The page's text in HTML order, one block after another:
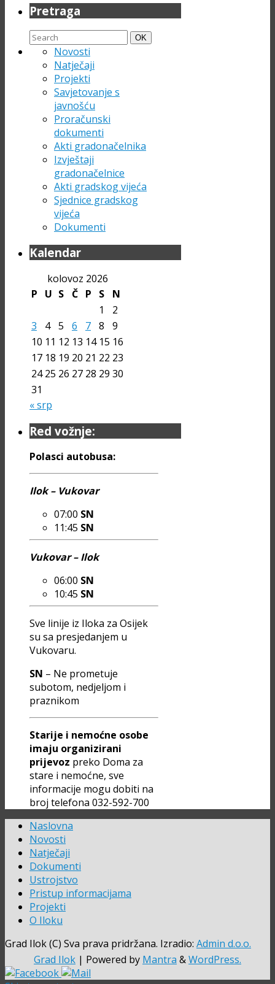
Pretraga
Search
for:
Search
OK
Novosti
Natječaji
Projekti
Savjetovanje s
javnošću
Proračunski
dokumenti
Akti gradonačelnika
Izvještaji
gradonačelnice
Akti gradskog vijeća
Sjednice gradskog
vijeća
Dokumenti
Kalendar
kolovoz 2026
P
U S Č P S
N
1
2
3
4 5 6 7 8
9
10 11 12 13 14 15 16
17 18 19 20 21 22 23
24 25 26 27 28 29 30
31
« srp
Red vožnje:
Polasci autobusa:
Ilok – Vukovar
07:00 SN
11:45 SN
Vukovar – Ilok
06:00 SN
10:45 SN
Sve linije iz Iloka za Osijek
su sa presjedanjem u
Vukovaru.
SN – Ne prometuje
subotom, nedjeljom i
praznikom
Starije i nemoćne osobe
imaju organizirani
prijevoz preko Doma za
stare i nemoćne, sve
informacije mogu dobiti na
broj telefona 032-592-700
Naslovna
Novosti
Natječaji
Dokumenti
Ustrojstvo
Pristup informacijama
Projekti
O Iloku
Grad Ilok (C) Sva prava pridržana. Izradio: Admin d.o.o.
Grad Ilok | Powered by Mantra &WordPress.